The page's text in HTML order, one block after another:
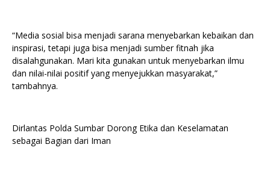
“Media sosial bisa menjadi sarana menyebarkan kebaikan dan
inspirasi, tetapi juga bisa menjadi sumber fitnah jika
disalahgunakan. Mari kita gunakan untuk menyebarkan ilmu
dan nilai-nilai positif yang menyejukkan masyarakat,”
tambahnya.
Dirlantas Polda Sumbar Dorong Etika dan Keselamatan
sebagai Bagian dari Iman